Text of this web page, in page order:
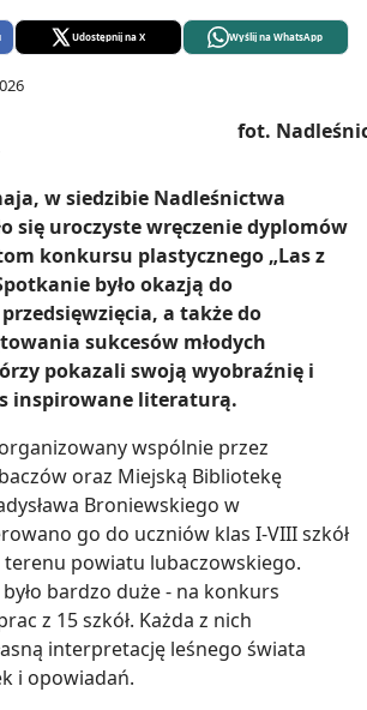
Udostępnij na X Wyślij na WhatsApp
w siedzibie Nadleśnictwa
się uroczyste wręczenie dyplomów
konkursu plastycznego „Las z
było okazją do
a także do
sukcesów młodych
pokazali swoją wyobraźnię i
inspirowane literaturą.
wspólnie przez
oraz Miejską Bibliotekę
Broniewskiego w
go do uczniów klas I-VIII szkół
powiatu lubaczowskiego.
bardzo duże - na konkurs
z 15 szkół. Każda z nich
interpretację leśnego świata
i opowiadań.